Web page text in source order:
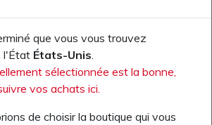
SECTEUR D'ACTIVITÉ
que vous vous trouvez
l'État États-Unis
sélectionnée est la bonne,
vos achats ici.
de choisir la boutique qui vous